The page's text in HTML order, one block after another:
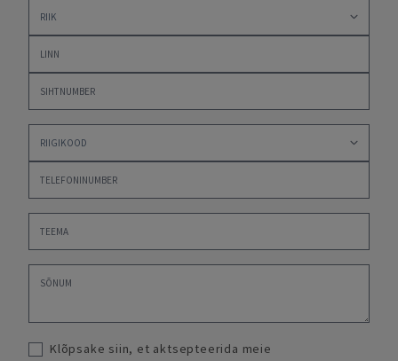
Klõpsake siin, et aktsepteerida meie